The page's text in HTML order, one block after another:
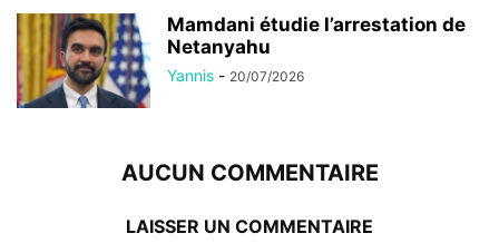
Mamdani étudie l’arrestation de
Netanyahu
Yannis - 20/07/2026
AUCUN COMMENTAIRE
LAISSER UN COMMENTAIRE